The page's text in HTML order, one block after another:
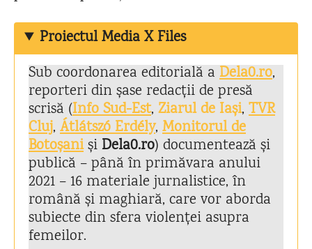
Proiectul Media X Files
Sub coordonarea editorială a Dela0.ro,
reporteri din șase redacții de presă
scrisă (Info Sud-Est, Ziarul de Iași, TVR
Cluj, Átlátszó Erdély, Monitorul de
BotoșanișiDela0.ro) documentează și
publică – până în primăvara anului
2021 – 16 materiale jurnalistice, în
română și maghiară, care vor aborda
subiecte din sfera violenței asupra
femeilor.